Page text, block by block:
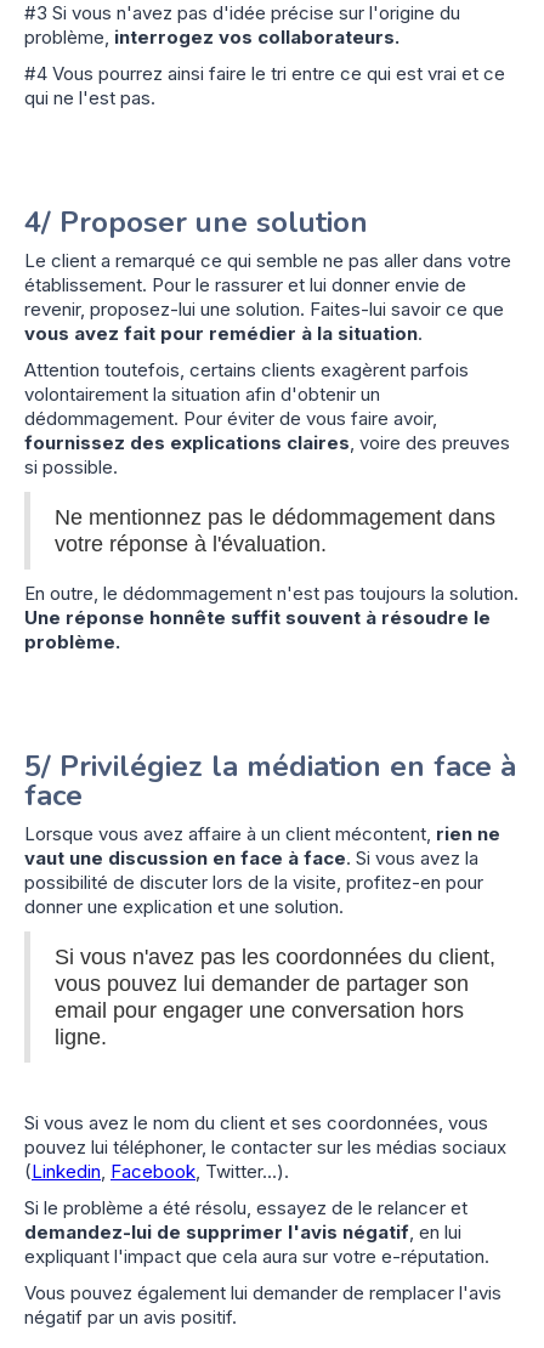
#3 Si vous n'avez pas d'idée précise sur l'origine du
problème, interrogez vos collaborateurs.
#4 Vous pourrez ainsi faire le tri entre ce qui est vrai et ce
qui ne l'est pas.
4/ Proposer une solution
Le client a remarqué ce qui semble ne pas aller dans votre
établissement. Pour le rassurer et lui donner envie de
revenir, proposez-lui une solution. Faites-lui savoir ce que
vous avez fait pour remédier à la situation.
Attention toutefois, certains clients exagèrent parfois
volontairement la situation afin d'obtenir un
dédommagement. Pour éviter de vous faire avoir,
fournissez des explications claires, voire des preuves
si possible.
Ne mentionnez pas le dédommagement dans
votre réponse à l'évaluation.
En outre, le dédommagement n'est pas toujours la solution.
Une réponse honnête suffit souvent à résoudre le
problème.
5/ Privilégiez la médiation en face à
face
Lorsque vous avez affaire à un client mécontent, rien ne
vaut une discussion en face à face. Si vous avez la
possibilité de discuter lors de la visite, profitez-en pour
donner une explication et une solution.
Si vous n'avez pas les coordonnées du client,
vous pouvez lui demander de partager son
email pour engager une conversation hors
ligne.
Si vous avez le nom du client et ses coordonnées, vous
pouvez lui téléphoner, le contacter sur les médias sociaux
(Linkedin, Facebook, Twitter...).
Si le problème a été résolu, essayez de le relancer et
demandez-lui de supprimer l'avis négatif, en lui
expliquant l'impact que cela aura sur votre e-réputation.
Vous pouvez également lui demander de remplacer l'avis
négatif par un avis positif.